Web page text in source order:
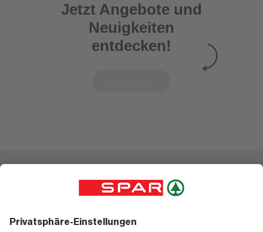
Jetzt Angebote und
Neuigkeiten
entdecken!
SPAR Friends
Geniessen
Rezeptwelt